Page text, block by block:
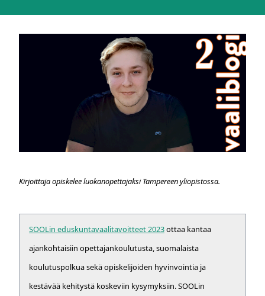
Kirjoittaja opiskelee luokanopettajaksi Tampereen yliopistossa.
SOOLin eduskuntavaalitavoitteet 2023ottaa kantaa
ajankohtaisiin opettajankoulutusta, suomalaista
koulutuspolkua sekä opiskelijoiden hyvinvointia ja
kestävää kehitystä koskeviin kysymyksiin. SOOLin